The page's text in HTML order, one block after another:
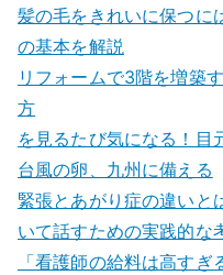
髪の毛をきれいに保つに
の基本を解説
リフォームで3階を増築
方
を見るたび気になる！目
台風の卵、九州に備える
緊張とあがり症の違いと
いて話すための実践的な
「看護師の給料は高す